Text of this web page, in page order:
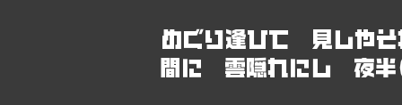
めぐり逢ひて 見しや
間に 雲隠れにし 夜半